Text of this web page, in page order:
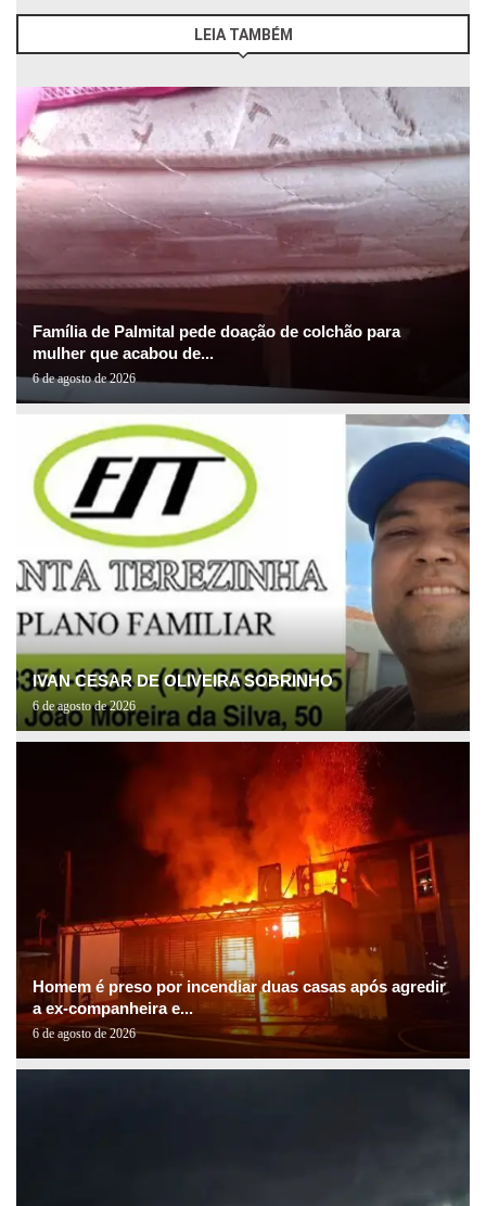
LEIA TAMBÉM
Família de Palmital pede doação de colchão para
mulher que acabou de...
6 de agosto de 2026
IVAN CESAR DE OLIVEIRA SOBRINHO
6 de agosto de 2026
Homem é preso por incendiar duas casas após agredir
a ex-companheira e...
6 de agosto de 2026